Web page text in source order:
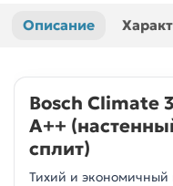
Описание
Bosch Climate
A++
сплит)
Тихий и экономичный